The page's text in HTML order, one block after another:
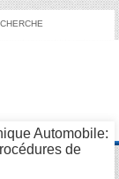
Automobile:
de